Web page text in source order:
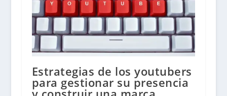
Estrategias de los youtubers
para gestionar su presencia